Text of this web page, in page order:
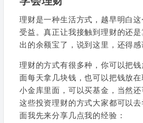
理财是一种生活方式，越早明白
受益。真正让我接触到理财的还
出的余额宝了，说到这里，还得感
理财的方式有很多种，你可以把
面每天拿几块钱，也可以把钱放
小金库里面，可以买基金，当然还
这些投资理财的方式大家都可以
面我先来分享几点我的经验：